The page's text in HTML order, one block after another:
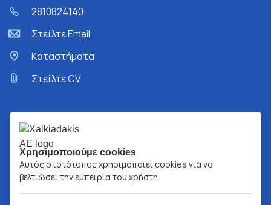
2810824140
Στείλτε Email
Kαταστήματα
Στείλτε CV
Χρησιμοποιούμε cookies
Αυτός ο ιστότοπος χρησιμοποιεί cookies για να
βελτιώσει την εμπειρία του χρήστη.